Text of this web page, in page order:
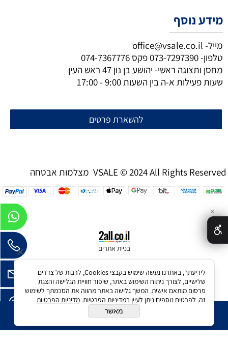
הוסף לסל
מידע נוסף
מייל- office@vsale.co.il
טלפון-073-7297390פקס 074-7367776
מחסן ותצוגה ראשי- יהושע בן נון 47 ראש העין
שעות פעילות א-ה בין השעות 9:00 - 17:00
להשארת פרטים
מצלמות אבטחה VSALE © 2024 All Rights Reserved
בניית אתרים
✕
לידיעתך, באתרנו נעשה שימוש בקבצי Cookies, לרבות של צדדים
שלישיים, לצורך ניתוח השימוש באתר, שיפור חוויית הגלישה והצגת
פרסום מותאם אישית. המשך גלישה באתר מהווה את הסכמתך לשימוש
זה. לפרטים נוספים ניתן לעיין במדיניות הפרטיות. מדיניות הפרטיות
מאשר